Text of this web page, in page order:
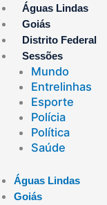
Ir
para
o
conteúdo
Águas Lindas
Goiás
Distrito Federal
Sessões
Mundo
Entrelinhas
Esporte
Polícia
Política
Saúde
Águas Lindas
Goiás